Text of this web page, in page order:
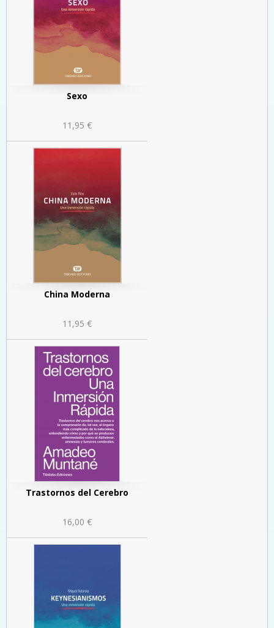
Sexo
11,95 €
China Moderna
11,95 €
Trastornos del Cerebro
16,00 €